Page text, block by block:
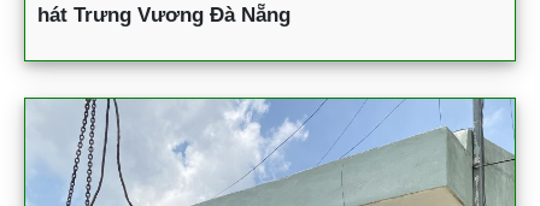
hát Trưng Vương Đà Nẵng